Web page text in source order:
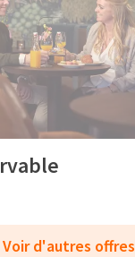
Voir d'autres offres